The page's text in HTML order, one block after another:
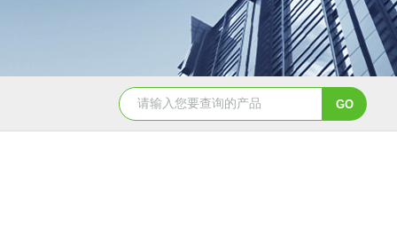
JY-K-48T小型恒温恒湿试验箱半导体行业专用 JY-K-